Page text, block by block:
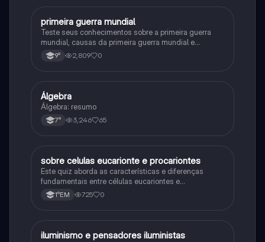
História
primeira guerra mundial
Teste seus conhecimentos sobre a primeira guerra
mundial, causas da primeira guerra mundial e
consequências da Primeira Guerra Mundial, fases da
primeira guerra mundial
9° 2,809 0
Matematica
Álgebra
Álgebra: resumo
7° 3,246 65
Biologia
sobre celulas eucarionte e procariontes
Este quiz aborda as características e diferenças
fundamentais entre células eucariontes e
procariontes.
1°EM 725 0
História
iluminismo e pensadores iluministas